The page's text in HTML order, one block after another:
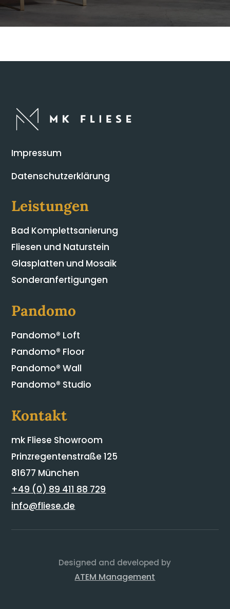
Impressum
Datenschutzerklärung
Leistungen
Bad Komplettsanierung
Fliesen und Naturstein
Glasplatten und Mosaik
Sonderanfertigungen
Pandomo
Pandomo® Loft
Pandomo® Floor
Pandomo® Wall
Pandomo® Studio
Kontakt
mk Fliese Showroom
Prinzregentenstraße 125
81677 München
+49 (0) 89 411 88 729
info@fliese.de
Designed and developed by
ATEM Management